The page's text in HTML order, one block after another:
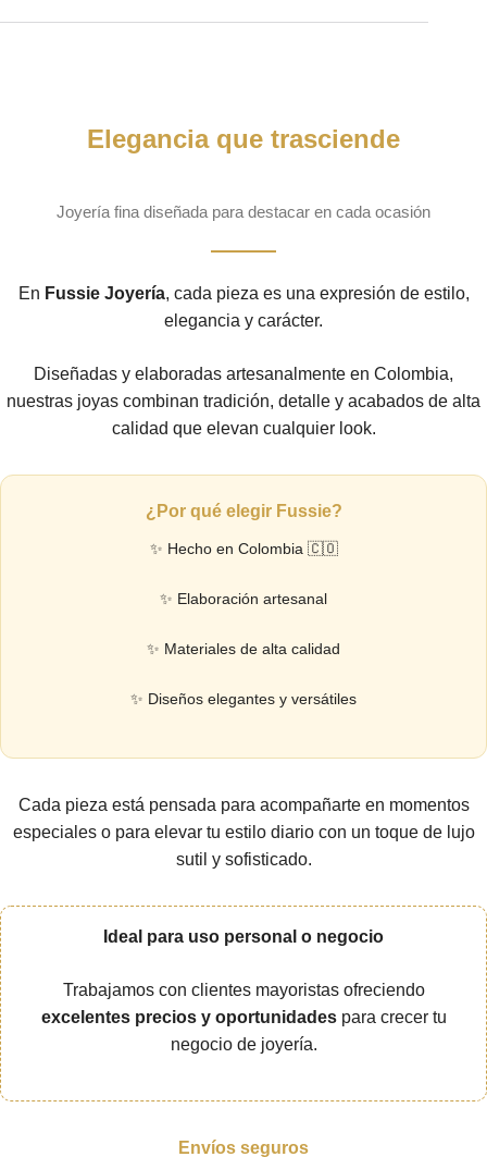
Elegancia que trasciende
Joyería fina diseñada para destacar en cada ocasión
En Fussie Joyería, cada pieza es una expresión de estilo,
elegancia y carácter.
Diseñadas y elaboradas artesanalmente en Colombia,
nuestras joyas combinan tradición, detalle y acabados de alta
calidad que elevan cualquier look.
¿Por qué elegir Fussie?
✨ Hecho en Colombia 🇨🇴
✨ Elaboración artesanal
✨ Materiales de alta calidad
✨ Diseños elegantes y versátiles
Cada pieza está pensada para acompañarte en momentos
especiales o para elevar tu estilo diario con un toque de lujo
sutil y sofisticado.
Ideal para uso personal o negocio
Trabajamos con clientes mayoristas ofreciendo
excelentes precios y oportunidadespara crecer tu
negocio de joyería.
Envíos seguros